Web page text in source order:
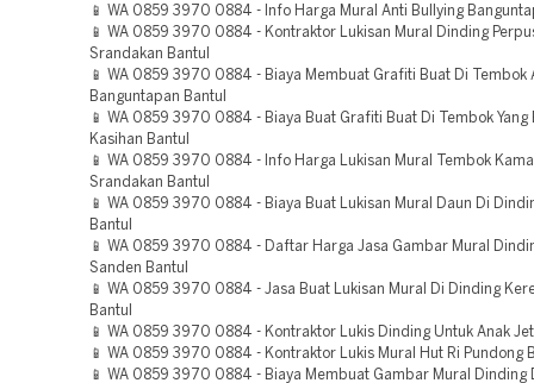
📱 WA 0859 3970 0884 - Info Harga Mural Anti Bullying
📱 WA 0859 3970 0884 - Kontraktor Lukisan Mural Dinding
Srandakan Bantul
📱 WA 0859 3970 0884 - Biaya Membuat Grafiti Buat Di Tembok
Banguntapan Bantul
📱 WA 0859 3970 0884 - Biaya Buat Grafiti Buat Di Tembok Yang
Kasihan Bantul
📱 WA 0859 3970 0884 - Info Harga Lukisan Mural Tembok
Srandakan Bantul
📱 WA 0859 3970 0884 - Biaya Buat Lukisan Mural Daun Di
Bantul
📱 WA 0859 3970 0884 - Daftar Harga Jasa Gambar Mural
Sanden Bantul
📱 WA 0859 3970 0884 - Jasa Buat Lukisan Mural Di Dinding
Bantul
📱 WA 0859 3970 0884 - Kontraktor Lukis Dinding Untuk Anak
📱 WA 0859 3970 0884 - Kontraktor Lukis Mural Hut Ri Pundong
📱 WA 0859 3970 0884 - Biaya Membuat Gambar Mural Dinding